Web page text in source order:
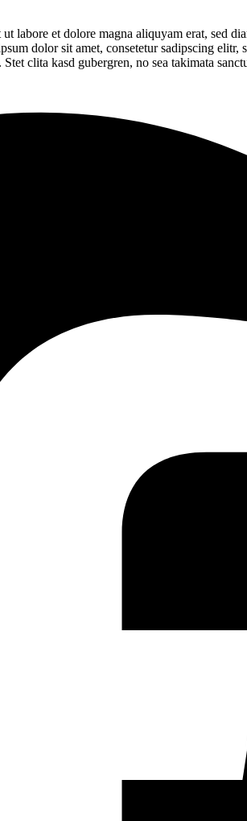
et dolore magna aliquyam erat, sed
dolor sit amet, consetetur sadipscing
clita kasd gubergren, no sea takimata